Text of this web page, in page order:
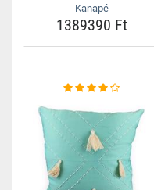
Kanapé
1389390 Ft